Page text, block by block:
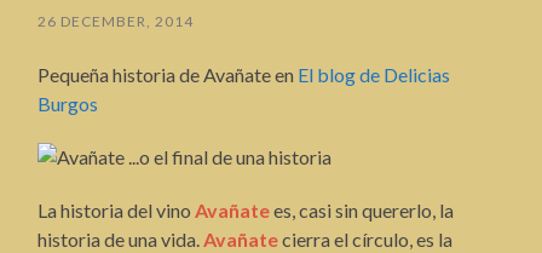
26 DECEMBER, 2014
Pequeña historia de Avañate en El blog de Delicias
Burgos
La historia del vinoAvañatees, casi sin quererlo, la
historia de una vida.Avañatecierra el círculo, es la